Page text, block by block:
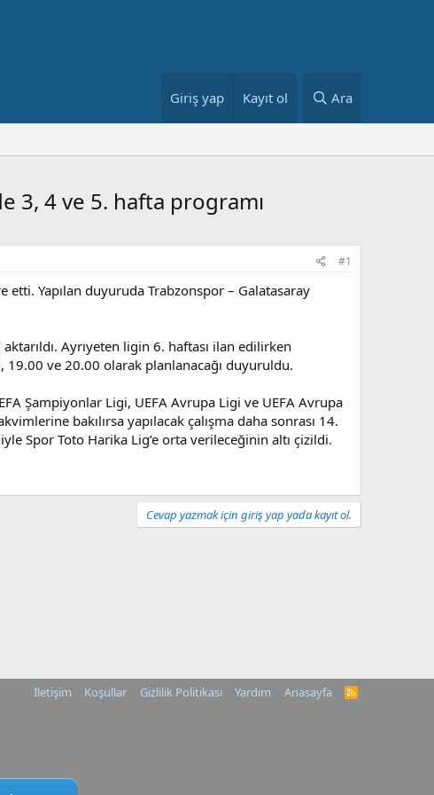
Giriş yap Kayıt ol Ara
3, 4 ve 5. hafta programı
#1
Yapılan duyuruda Trabzonspor – Galatasaray
Ayrıyeten ligin 6. haftası ilan edilirken
19.00 ve 20.00 olarak planlanacağı duyuruldu.
Şampiyonlar Ligi, UEFA Avrupa Ligi ve UEFA Avrupa
bakılırsa yapılacak çalışma daha sonrası 14.
Spor Toto Harika Lig’e orta verileceğinin altı çizildi.
Cevap yazmak için giriş yap yada kayıt ol.
İletişim Koşullar Gizlilik Politikası Yardım Anasayfa
R